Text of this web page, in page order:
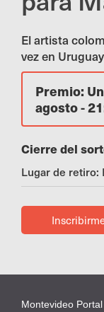
El artista
vez en Uruguay
Premio:
agosto -
Cierre del
Lugar de retiro:
Montevideo